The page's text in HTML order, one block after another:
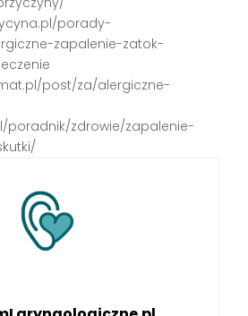
porady-
zapalenie-zatok-
post/za/alergiczne-
poradnik/zdrowie/zapalenie-